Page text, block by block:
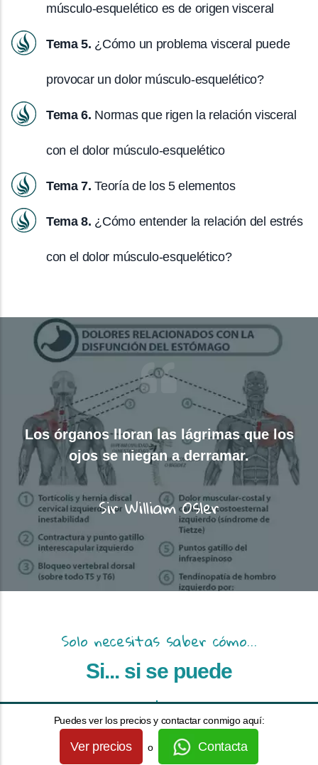
músculo-esquelético es de origen visceral
Tema 5. ¿Cómo un problema visceral puede
provocar un dolor músculo-esquelético?
Tema 6. Normas que rigen la relación visceral
con el dolor músculo-esquelético
Tema 7. Teoría de los 5 elementos
Tema 8. ¿Cómo entender la relación del estrés
con el dolor músculo-esquelético?
Los órganos lloran las lágrimas que los
ojos se niegan a derramar.
Sir William Osler
Solo necesitas saber cómo...
Si... si se puede
Una de las principales y más razonables dudas que
Puedes ver los precios y contactar conmigo aquí:
Ver precios o Contacta